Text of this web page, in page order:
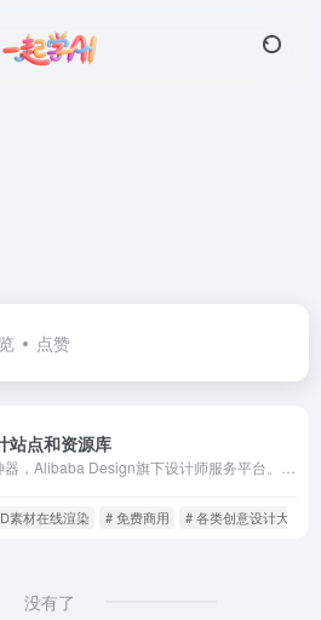
点赞
站点和资源库
素材在线渲染 # 免费商用 # 各类创意设计大赛
没有了